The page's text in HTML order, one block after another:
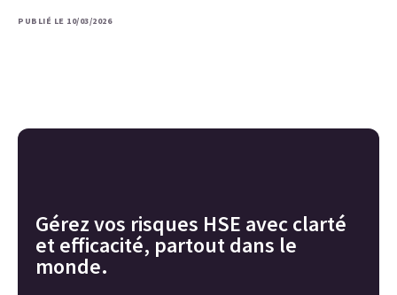
PUBLIÉ LE 10/03/2026
Gérez vos risques HSE avec clarté
et efficacité, partout dans le
monde.